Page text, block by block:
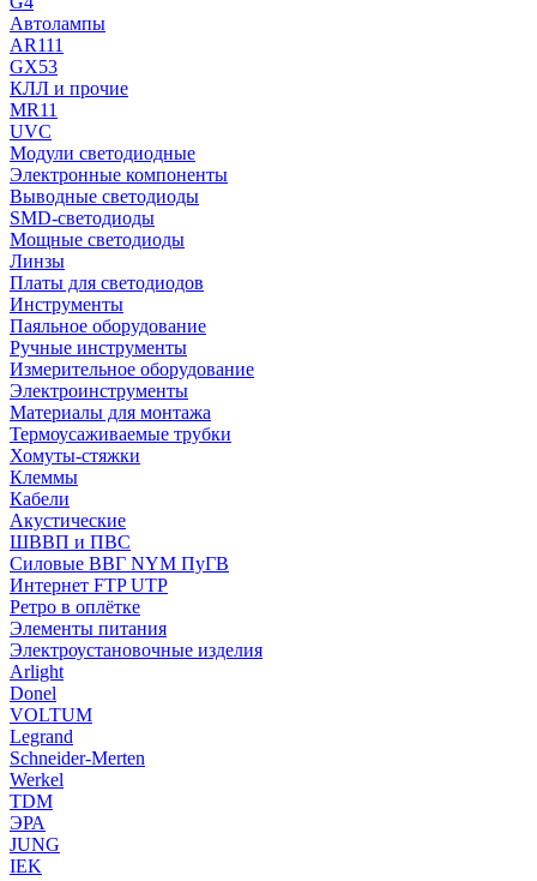
Автолампы
AR111
GX53
КЛЛ и прочие
MR11
UVC
Модули светодиодные
Электронные компоненты
Выводные светодиоды
SMD-светодиоды
Мощные светодиоды
Линзы
Платы для светодиодов
Инструменты
Паяльное оборудование
Ручные инструменты
Измерительное оборудование
Электроинструменты
Материалы для монтажа
Термоусаживаемые трубки
Хомуты-стяжки
Клеммы
Кабели
Акустические
ШВВП и ПВС
Силовые ВВГ NYM ПуГВ
Интернет FTP UTP
Ретро в оплётке
Элементы питания
Электроустановочные изделия
Arlight
Donel
VOLTUM
Legrand
Schneider-Merten
Werkel
TDM
ЭРА
JUNG
IEK